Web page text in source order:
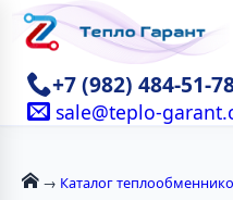
+7 (982) 484-51-
sale@teplo-
→ Каталог